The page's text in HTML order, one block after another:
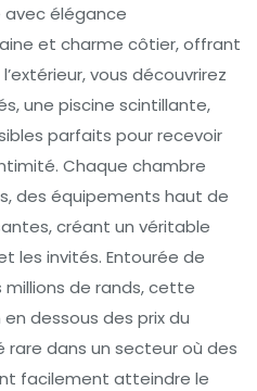
avec élégance
et charme côtier, offrant
vous découvrirez
une piscine scintillante,
parfaits pour recevoir
Chaque chambre
des équipements haut de
créant un véritable
les invités. Entourée de
de rands, cette
dessous des prix du
dans un secteur où des
facilement atteindre le